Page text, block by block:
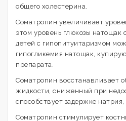
общего холестерина.
Соматропин увеличивает
этом уровень глюкозы натощак
детей с гипопитуитаризмом
гипогликемия натощак,
препарата.
Соматропин восстанавливает
жидкости, сниженный при
способствует задержке натрия,
Соматропин стимулирует